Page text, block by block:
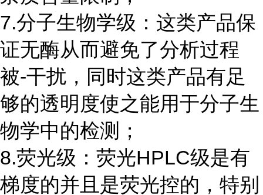
7.分子生物学级：这类产品保
证无酶从而避免了分析过程
被-干扰，同时这类产品有足
够的透明度使之能用于分子生
物学中的检测；
8.荧光级：荧光HPLC级是有
梯度的并且是荧光控的，特别